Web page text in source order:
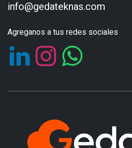
info@gedateknas.com
Agreganos a tus redes sociales